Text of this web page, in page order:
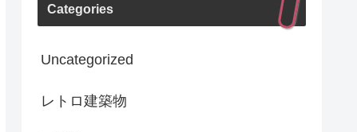
Categories
Uncategorized
レトロ建築物